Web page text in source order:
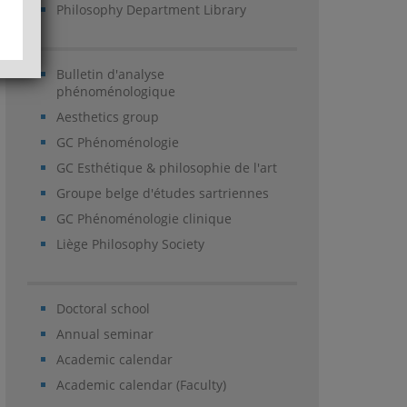
Philosophy Department Library
Bulletin d'analyse
phénoménologique
Aesthetics group
GC Phénoménologie
GC Esthétique & philosophie de l'art
Groupe belge d'études sartriennes
GC Phénoménologie clinique
Liège Philosophy Society
Doctoral school
Annual seminar
Academic calendar
Academic calendar (Faculty)